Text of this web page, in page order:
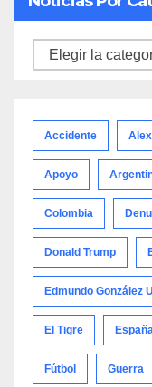
Noticias
Accidente
Apoyo
Colombia
Donald Trump
Edmundo González
El Tigre España
Fútbol Guerra